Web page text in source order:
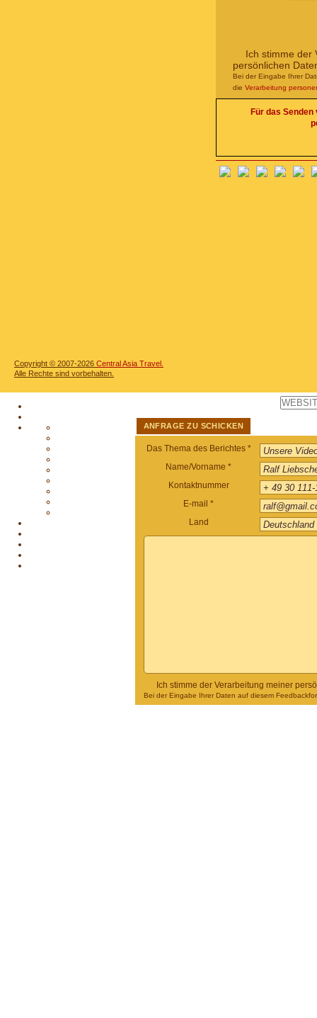
Ich stimme der
persönlichen
Bei der Eingabe Ihrer
die Verarbeitung
Für das
Copyright © 2007-2026 Central Asia Travel.
Alle Rechte sind vorbehalten.
ANFRAGE ZU SCHICKEN
Das Thema des Berichtes *
Name/Vorname *
Kontaktnummer
E-mail *
Land
Ich stimme der Verarbeitung meiner
Bei der Eingabe Ihrer Daten auf diesem